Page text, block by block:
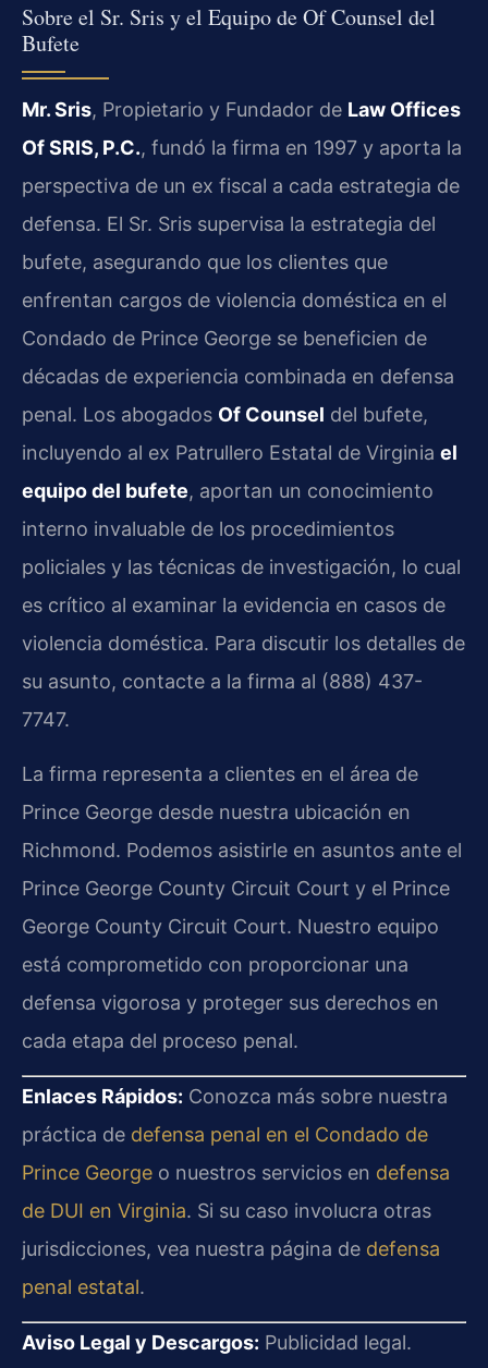
Sobre el Sr. Sris y el Equipo de Of Counsel del
Bufete
Mr. Sris, Propietario y Fundador de Law Offices
Of SRIS, P.C., fundó la firma en 1997 y aporta la
perspectiva de un ex fiscal a cada estrategia de
defensa. El Sr. Sris supervisa la estrategia del
bufete, asegurando que los clientes que
enfrentan cargos de violencia doméstica en el
Condado de Prince George se beneficien de
décadas de experiencia combinada en defensa
penal. Los abogados Of Counsel del bufete,
incluyendo al ex Patrullero Estatal de Virginia el
equipo del bufete, aportan un conocimiento
interno invaluable de los procedimientos
policiales y las técnicas de investigación, lo cual
es crítico al examinar la evidencia en casos de
violencia doméstica. Para discutir los detalles de
su asunto, contacte a la firma al (888) 437-
7747.
La firma representa a clientes en el área de
Prince George desde nuestra ubicación en
Richmond. Podemos asistirle en asuntos ante el
Prince George County Circuit Court y el Prince
George County Circuit Court. Nuestro equipo
está comprometido con proporcionar una
defensa vigorosa y proteger sus derechos en
cada etapa del proceso penal.
Enlaces Rápidos: Conozca más sobre nuestra
práctica de defensa penal en el Condado de
Prince George o nuestros servicios en defensa
de DUI en Virginia. Si su caso involucra otras
jurisdicciones, vea nuestra página de defensa
penal estatal.
Aviso Legal y Descargos: Publicidad legal.